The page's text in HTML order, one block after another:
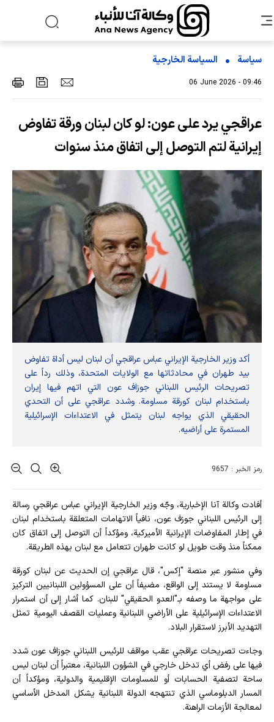
سياسة السیاسة الخارجیة
06 June 2026 - 09:46
عراقجي يرد على عون: لو كان لبنان ورقة تفاوض
إيرانية لتم التوصل إلى اتفاق منذ سنوات
أكد وزير الخارجية الإيراني عباس عراقجي أن لبنان ليس أداة تفاوض
بيد طهران في محادثاتها مع الولايات المتحدة، وذلك رداً على
تصريحات الرئيس اللبناني جوزاف عون التي اتهم فيها إيران
باستخدام لبنان كورقة مساومة. وشدد عراقجي على أن التحدي
الحقيقي الذي يواجه لبنان يتمثل في الاعتداءات الإسرائيلية
المستمرة على أراضيه.
رمز الخبر : 9657
أفادت وکالة آنا الإخباریة، وجّه وزير الخارجية الإيراني عباس عراقجي رسالة
إلى الرئيس اللبناني جوزف عون، نافياً الاتهامات المتعلقة باستخدام لبنان
في إطار المفاوضات الإيرانية الأميركية، ومؤكداً أن التوصل إلى اتفاق كان
ممكناً منذ وقت طويل لو كانت طهران تتعامل مع لبنان بهذه الطريقة.
وفي منشور عبر منصة "إكس"، قال عراقجي إن الحديث عن لبنان كورقة
مساومة لا يستند إلى الواقع، مضيفاً أن على المسؤولين اللبنانيين التركيز
على مواجهة ما وصفه بـ"العدو الحقيقي" للبنان. كما أشار إلى أن استمرار
الاعتداءات الإسرائيلية على الأراضي اللبنانية وعمليات القصف اليومية تمثل
التهديد الأبرز لاستقرار البلاد.
وجاءت تصريحات عراقجي عقب مواقف للرئيس اللبناني جوزاف عون شدد
فيها على رفض أي تدخل خارجي في الشؤون اللبنانية، معتبراً أن لبنان ليس
ساحة لتصفية الحسابات أو للمساومات الإقليمية والدولية، ومؤكداً أن
المسار الدبلوماسي الذي تنتهجه الدولة اللبنانية يشكل المدخل الأساسي
لمعالجة الأزمات الراهنة.